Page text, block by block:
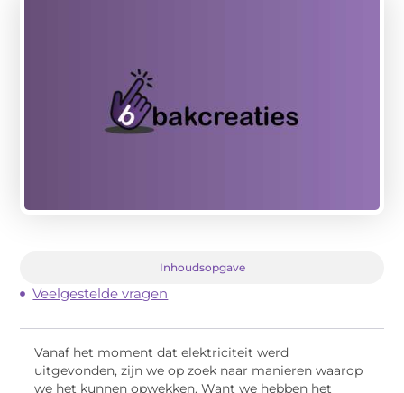
Inhoudsopgave
Veelgestelde vragen
Vanaf het moment dat elektriciteit werd
uitgevonden, zijn we op zoek naar manieren waarop
we het kunnen opwekken. Want we hebben het